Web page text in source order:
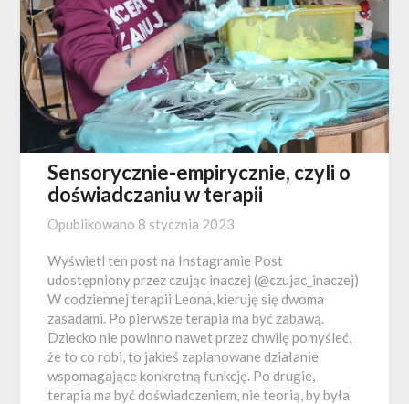
Sensorycznie-empirycznie, czyli o
doświadczaniu w terapii
Opublikowano 8 stycznia 2023
Wyświetl ten post na Instagramie Post
udostępniony przez czując inaczej (@czujac_inaczej)
W codziennej terapii Leona, kieruję się dwoma
zasadami. Po pierwsze terapia ma być zabawą.
Dziecko nie powinno nawet przez chwilę pomyśleć,
że to co robi, to jakieś zaplanowane działanie
wspomagające konkretną funkcję. Po drugie,
terapia ma być doświadczeniem, nie teorią, by była